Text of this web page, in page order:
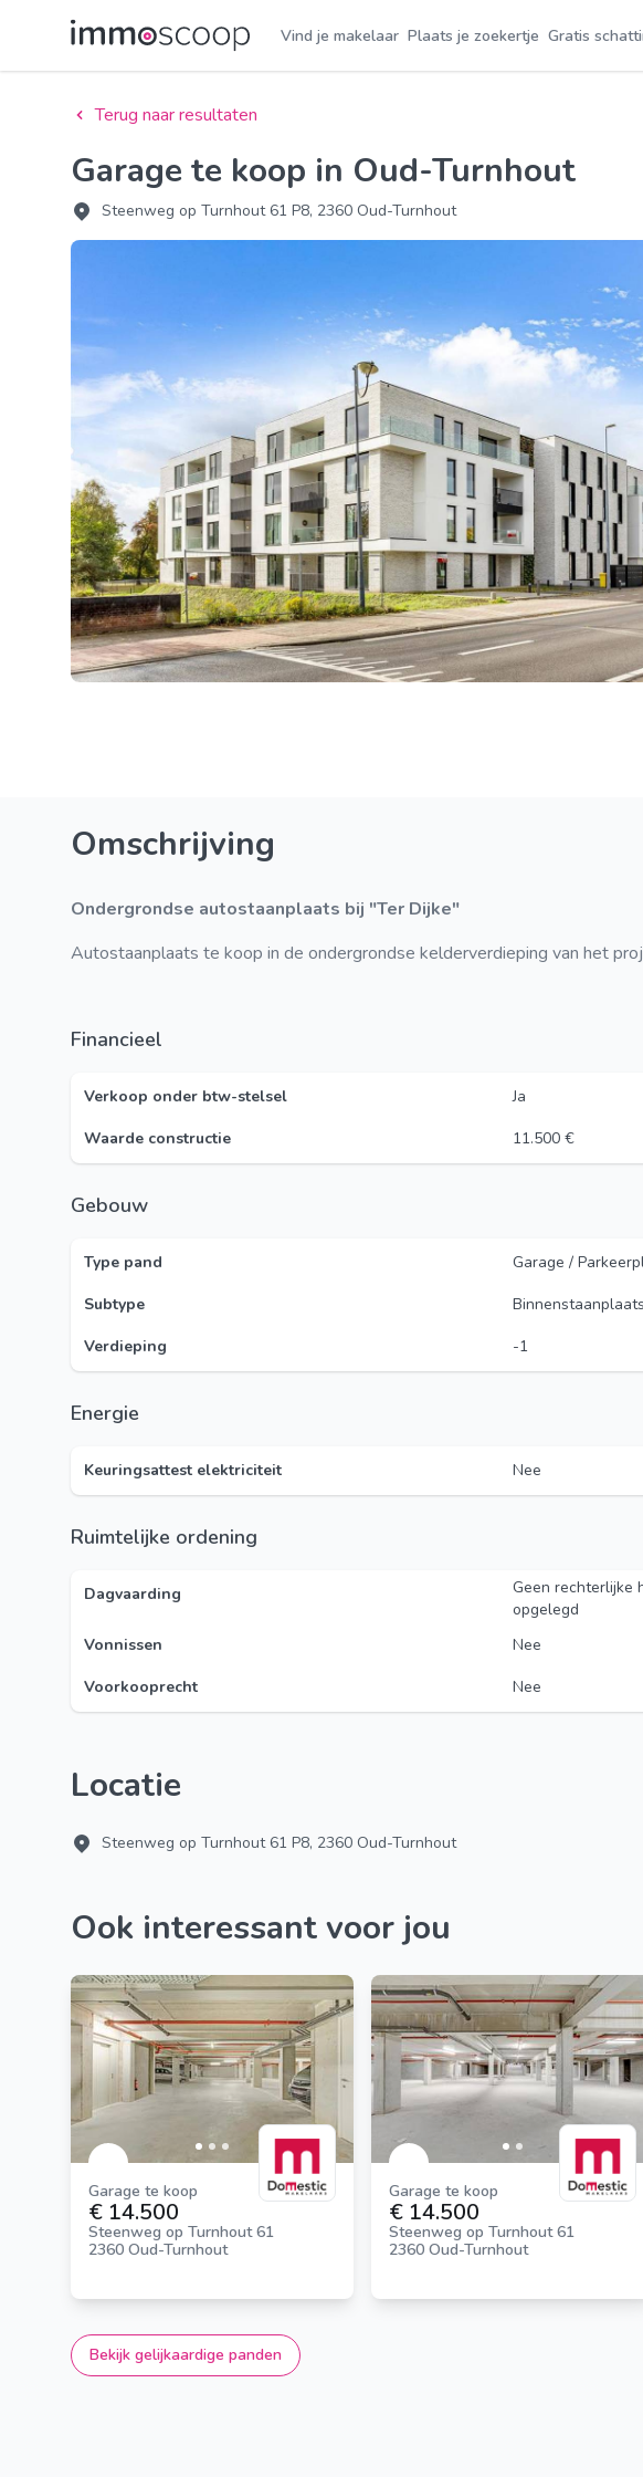
Vind je makelaar Plaats je zoekertje Gratis
Terug naar resultaten
Garage te koop in Oud-Turnhout
Steenweg op Turnhout 61 P8, 2360 Oud-Turnhout
Omschrijving
Ondergrondse autostaanplaats bij "Ter Dijke"
Autostaanplaats te koop in de ondergrondse kelderverdieping van het
Financieel
Verkoop onder btw-stelsel
Ja
Waarde constructie
11.500 €
Gebouw
Type pand
Garage /
Subtype
Binnenstaanplaats
Verdieping
-1
Energie
Keuringsattest elektriciteit Nee
Ruimtelijke ordening
Dagvaarding
Geen rechterlijke
opgelegd
Vonnissen
Nee
Voorkooprecht
Nee
Locatie
Steenweg op Turnhout 61 P8, 2360 Oud-Turnhout
Ook interessant voor jou
Garage te koop
€ 14.500
Steenweg op Turnhout 61
2360 Oud-Turnhout
Garage te koop
€ 14.500
Steenweg op Turnhout 61
2360 Oud-Turnhout
Bekijk gelijkaardige panden